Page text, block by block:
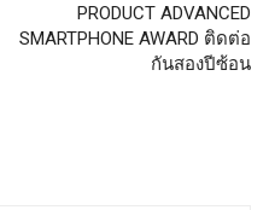
PRODUCT ADVANCED
SMARTPHONE AWARD ติดต่อ
กันสองปีซ้อน